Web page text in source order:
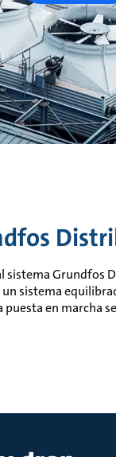
sistema Grundfos
sistema
en marcha